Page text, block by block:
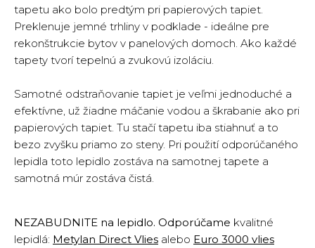
tapetu ako bolo predtým pri papierových tapiet.
Preklenuje jemné trhliny v podklade - ideálne pre
rekonštrukcie bytov v panelových domoch. Ako každé
tapety tvorí tepelnú a zvukovú izoláciu.
Samotné odstraňovanie tapiet je veľmi jednoduché a
efektívne, už žiadne máčanie vodou a škrabanie ako pri
papierových tapiet. Tu stačí tapetu iba stiahnuť a to
bezo zvyšku priamo zo steny. Pri použití odporúčaného
lepidla toto lepidlo zostáva na samotnej tapete a
samotná múr zostáva čistá.
NEZABUDNITE na lepidlo. Odporúčame kvalitné
lepidlá: Metylan Direct Vlies alebo Euro 3000 vlies